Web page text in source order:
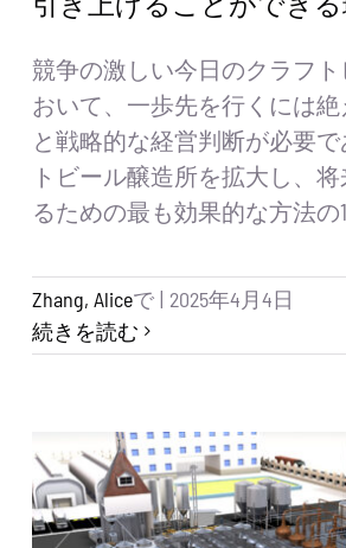
競争の激しい今日のクラフト
おいて、一歩先を行くには
と戦略的な経営判断が必要
トビール醸造所を拡大し、
るための最も効果的な方法の
Zhang, Aliceで | 2025年4月4日
続きを読む